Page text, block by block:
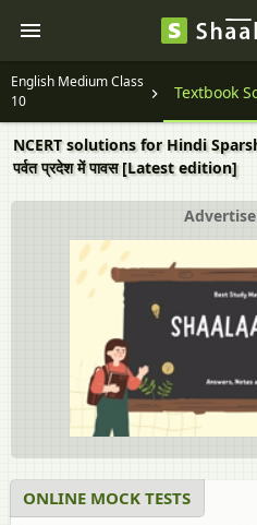
English Medium Class
10 Question Papers Textbook
NCERT solutions for Hindi
पर्वत प्रदेश में पावस [Latest edition]
ONLINE MOCK TESTS